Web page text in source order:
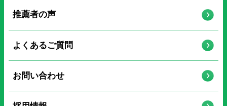
推薦者の声
よくあるご質問
お問い合わせ